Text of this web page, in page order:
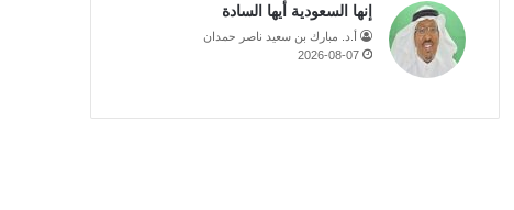
إنها السعودية أيها السادة
أ.د. مبارك بن سعيد ناصر حمدان
2026-08-07